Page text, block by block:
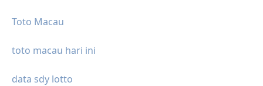
Toto Macau
toto macau hari ini
data sdy lotto